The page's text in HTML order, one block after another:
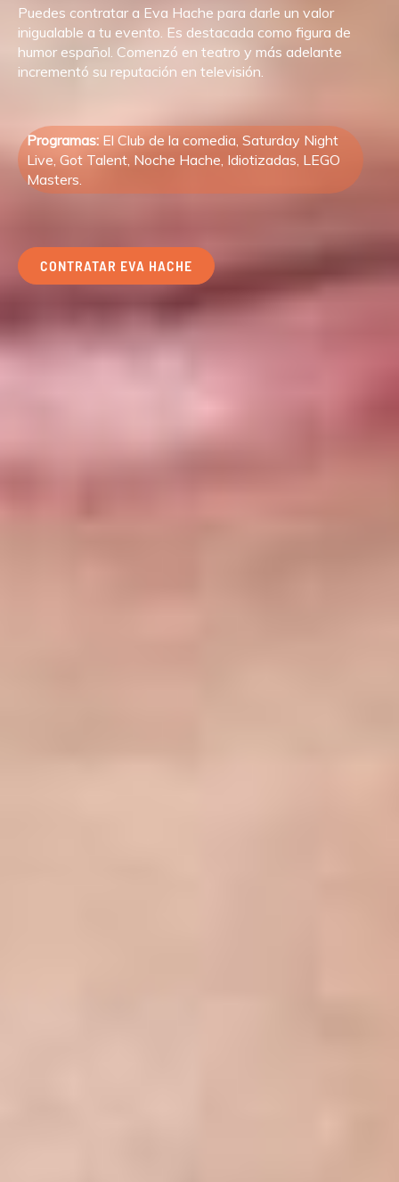
Puedes contratar a Eva Hache para darle un valor
inigualable a tu evento. Es destacada como figura de
humor español. Comenzó en teatro y más adelante
incrementó su reputación en televisión.
Programas: El Club de la comedia, Saturday Night
Live, Got Talent, Noche Hache, Idiotizadas, LEGO
Masters.
CONTRATAR EVA HACHE